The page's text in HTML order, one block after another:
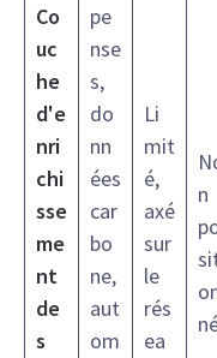
Co
uc
he
d'e
nri
chi
sse
me
nt
de
s
pe
nse
s,
do
nn
ées
car
bo
ne,
aut
om
Li
mit
é,
axé
sur
le
rés
ea
n